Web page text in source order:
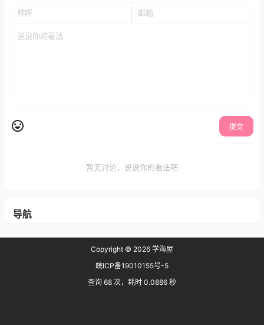
提交
暂无讨论，说说你的看法吧
导航
Copyright © 2026 学海屋
皖ICP备19010155号-5
查询 68 次，耗时 0.0886 秒